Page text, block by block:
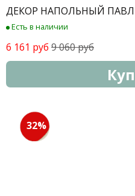
ДЕКОР НАПОЛЬНЫЙ
Есть в наличии
6 161 руб 9 060 руб
32%